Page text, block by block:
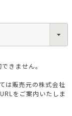
きません。
は販売元の株式会社
をご案内いたしま